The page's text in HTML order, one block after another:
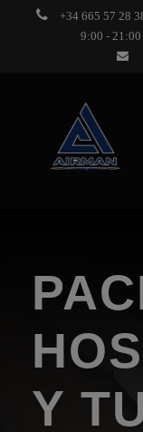
+34 665 57 28
9:00 - 21:00
Y